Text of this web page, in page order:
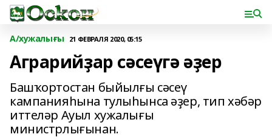
А/хужалығы 21 ФЕВРАЛЯ 2020, 05:15
Аграрийҙар сәсеүгә әҙер
Башҡортостан быйылғы сәсеү
кампанияһына тулыһынса әҙер, тип хәбәр
иттеләр Ауыл хужалығы
министрлығынан.